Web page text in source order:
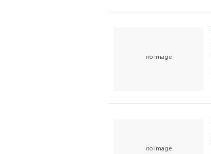
no image
no image